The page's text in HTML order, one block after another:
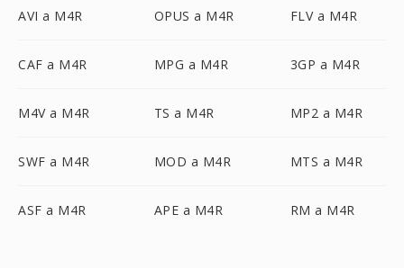
AVI a M4R OPUS a M4R FLV a M4R
CAF a M4R MPG a M4R 3GP a M4R
M4V a M4R TS a M4R MP2 a M4R
SWF a M4R MOD a M4R MTS a M4R
ASF a M4R APE a M4R RM a M4R